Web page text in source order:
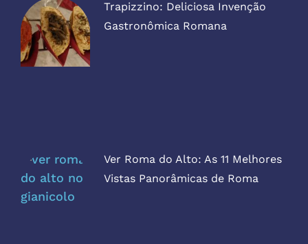
Trapizzino: Deliciosa Invenção
Gastronômica Romana
Ver Roma do Alto: As 11 Melhores
Vistas Panorâmicas de Roma